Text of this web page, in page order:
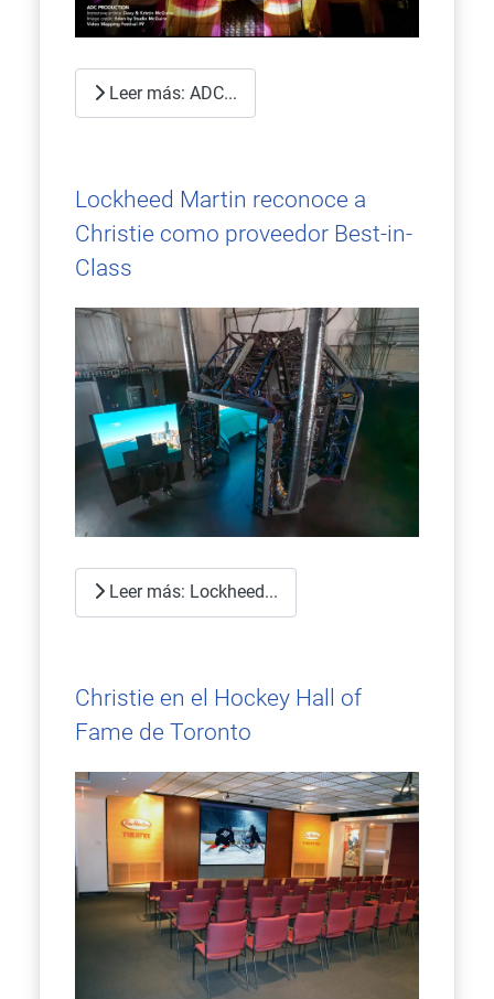
Leer más: ADC...
Lockheed Martin reconoce a
Christie como proveedor Best-in-
Class
Leer más: Lockheed...
Christie en el Hockey Hall of
Fame de Toronto